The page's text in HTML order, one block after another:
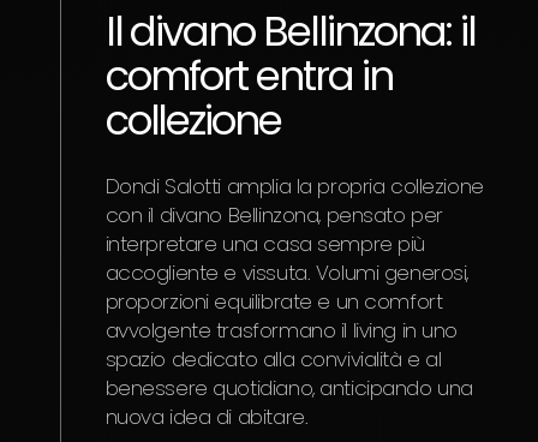
Il divano Bellinzona: il
comfort entra in
collezione
Dondi Salotti amplia la propria collezione
con il divano Bellinzona, pensato per
interpretare una casa sempre più
accogliente e vissuta. Volumi generosi,
proporzioni equilibrate e un comfort
avvolgente trasformano il living in uno
spazio dedicato alla convivialità e al
benessere quotidiano, anticipando una
nuova idea di abitare.